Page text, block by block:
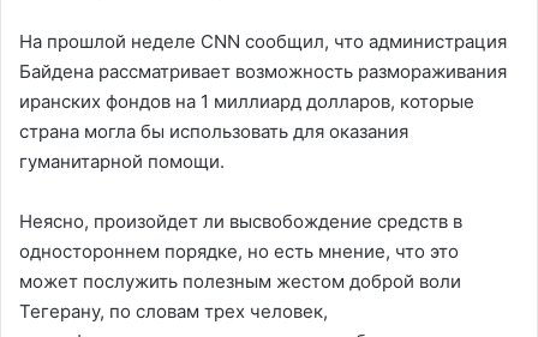
На прошлой неделе CNN сообщил, что администрация
Байдена рассматривает возможность размораживания
иранских фондов на 1 миллиард долларов, которые
страна могла бы использовать для оказания
гуманитарной помощи.
Неясно, произойдет ли высвобождение средств в
одностороннем порядке, но есть мнение, что это
может послужить полезным жестом доброй воли
Тегерану, по словам трех человек,